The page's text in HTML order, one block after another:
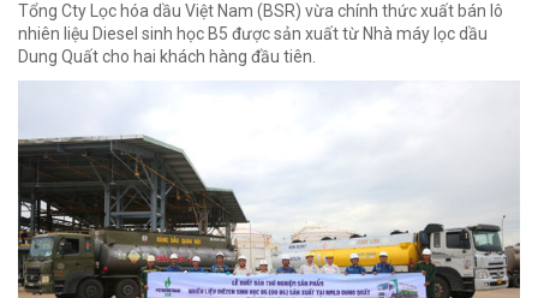
Tổng Cty Lọc hóa dầu Việt Nam (BSR) vừa chính thức xuất bán lô
nhiên liệu Diesel sinh học B5 được sản xuất từ Nhà máy lọc dầu
Dung Quất cho hai khách hàng đầu tiên.